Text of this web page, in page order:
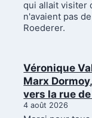
qui allait visiter
n'avaient pas
Roederer.
Véronique
Marx
vers la rue
4 août 2026